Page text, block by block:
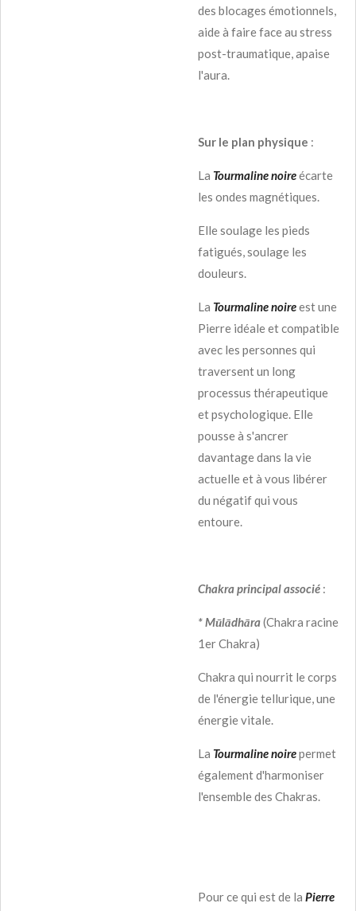
des blocages émotionnels,
aide à faire face au stress
post-traumatique, apaise
l'aura.
Sur le plan physique :
La Tourmaline noireécarte
les ondes magnétiques.
Elle soulage les pieds
fatigués, soulage les
douleurs.
La Tourmaline noireest une
Pierre idéale et compatible
avec les personnes qui
traversent un long
processus thérapeutique
et psychologique. Elle
pousse à s'ancrer
davantage dans la vie
actuelle et à vous libérer
du négatif qui vous
entoure.
Chakra principal associé :
* Mūlādhāra(Chakra racine
1er Chakra)
Chakra qui nourrit le corps
de l'énergie tellurique, une
énergie vitale.
La Tourmaline noirepermet
également d'harmoniser
l'ensemble des Chakras.
Pour ce qui est de la Pierre